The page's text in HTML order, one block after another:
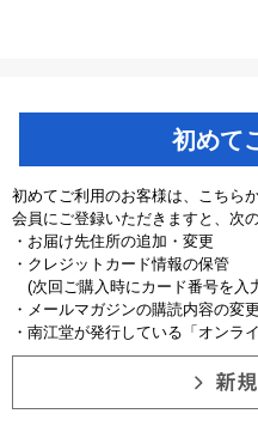
初めて
初めてご利用のお客様は、こちら
会員にご登録いただきますと、次
・お届け先住所の追加・変更
・クレジットカード情報の保管
(次回ご購入時にカード番号を入
・メールマガジンの購読内容の変更
・南江堂が発行している「オンラ